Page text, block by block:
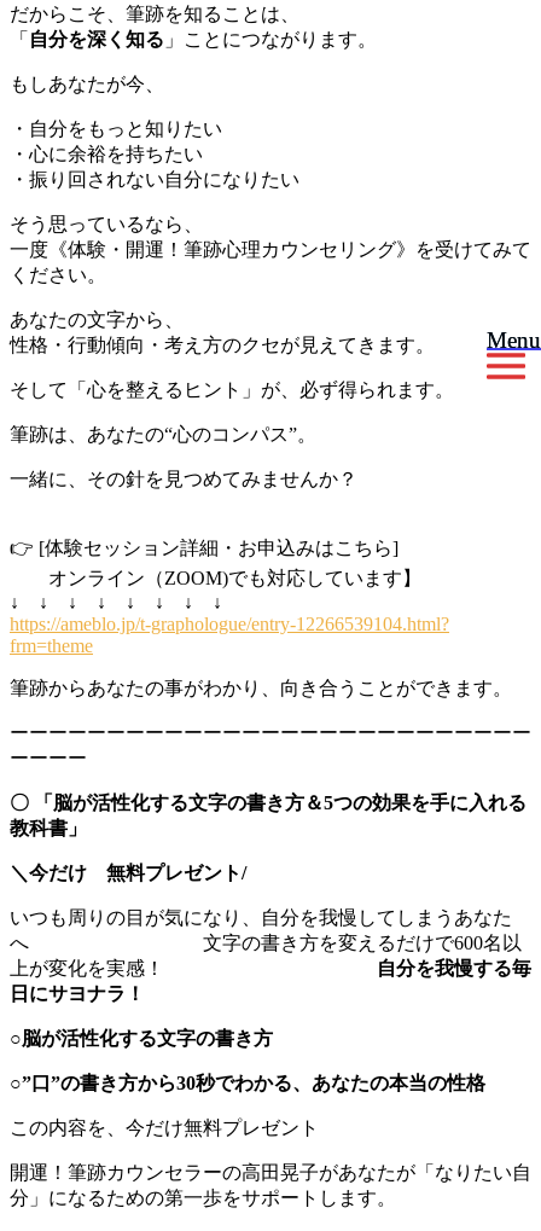
Menu
Menu
だからこそ、筆跡を知ることは、
「 自分を深く知る 」ことにつながります。
もしあなたが今、
・自分をもっと知りたい
・心に余裕を持ちたい
・振り回されない自分になりたい
そう思っているなら、
一度《体験・開運！筆跡心理カウンセリング》を受けてみて
ください。
あなたの文字から、
性格・行動傾向・考え方のクセが見えてきます。
そして「心を整えるヒント」が、必ず得られます。
筆跡は、あなたの“心のコンパス”。
一緒に、その針を見つめてみませんか？
👉 [体験セッション詳細・お申込みはこちら]
オンライン（ZOOM)でも対応しています】
↓ ↓ ↓ ↓ ↓ ↓ ↓ ↓
https://ameblo.jp/t-graphologue/entry-12266539104.html?
frm=theme
筆跡からあなたの事がわかり、向き合うことができます。
ーーーーーーーーーーーーーーーーーーーーーーーーーーー
ーーーー
〇
「脳が活性化する文字の書き方＆5つの効果を手に入れる
教科書」
＼今だけ 無料プレゼント/
いつも周りの目が気になり、自分を我慢してしまうあなた
へ 文字の書き方を変えるだけで600名以
上が変化を実感！
自分を我慢する毎
日にサヨナラ！
○脳が活性化する文字の書き方
○”口”の書き方から30秒でわかる、あなたの本当の性格
この内容を、今だけ無料プレゼント
開運！筆跡カウンセラーの高田晃子があなたが「なりたい自
分」になるための第一歩をサポートします。